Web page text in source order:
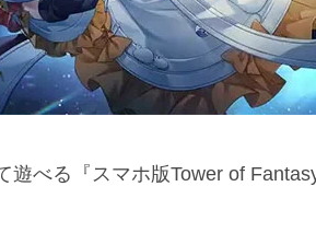
遊べる『スマホ版Tower of